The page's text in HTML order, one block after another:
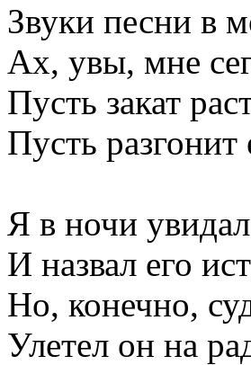
Звуки песни в
Ах, увы, мне
Пусть закат
Пусть
Я в ночи увидал
И назвал его
Но, конечно,
Улетел он на